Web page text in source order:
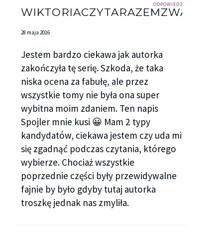
ODPOWIEDZ
WIKTORIACZYTARAZEMZWAMI
28 maja 2016
Jestem bardzo ciekawa jak autorka
zakończyła tę serię. Szkoda, że taka
niska ocena za fabułę, ale przez
wszystkie tomy nie była ona super
wybitna moim zdaniem. Ten napis
Spojler mnie kusi 😀 Mam 2 typy
kandydatów, ciekawa jestem czy uda mi
się zgadnąć podczas czytania, którego
wybierze. Chociaż wszystkie
poprzednie części były przewidywalne
fajnie by było gdyby tutaj autorka
troszkę jednak nas zmyliła.